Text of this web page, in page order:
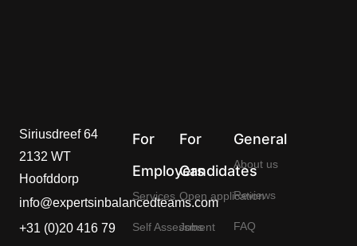
Siriusdreef 64
2132 WT
Hoofddorp
info@expertsinbalancedteams.com
+31 (0)20 416 79
For
Employers
Services
Self Assessment
For
Candidates
Open application
Jobs
General
About us
Reviews
FAQ